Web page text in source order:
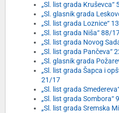
„Sl. list grada Kruševca“
„Sl. glasnik grada
„Sl. list grada Loznice“
„Sl. list grada Niša“ 88/
„Sl. list grada Novog
„Sl. list grada Pančeva“
„Sl. glasnik grada
„Sl. list grada Šapca i
21/17
„Sl. list grada
„Sl. list grada Sombora“
„Sl. list grada Sremska